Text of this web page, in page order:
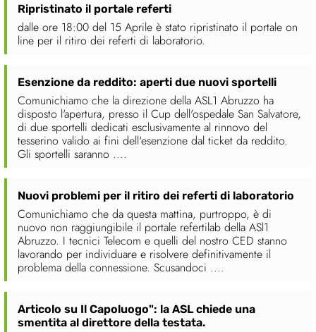
Ripristinato il portale referti
dalle ore 18:00 del 15 Aprile è stato ripristinato il portale on
line per il ritiro dei referti di laboratorio.
Esenzione da reddito: aperti due nuovi sportelli
Comunichiamo che la direzione della ASL1 Abruzzo ha
disposto l'apertura, presso il Cup dell'ospedale San Salvatore,
di due sportelli dedicati esclusivamente al rinnovo del
tesserino valido ai fini dell'esenzione dal ticket da reddito.
Gli sportelli saranno ....
Nuovi problemi per il ritiro dei referti di laboratorio
Comunichiamo che da questa mattina, purtroppo, è di
nuovo non raggiungibile il portale refertilab della ASl1
Abruzzo. I tecnici Telecom e quelli del nostro CED stanno
lavorando per individuare e risolvere definitivamente il
problema della connessione. Scusandoci ....
Articolo su Il Capoluogo": la ASL chiede una
smentita al direttore della testata.